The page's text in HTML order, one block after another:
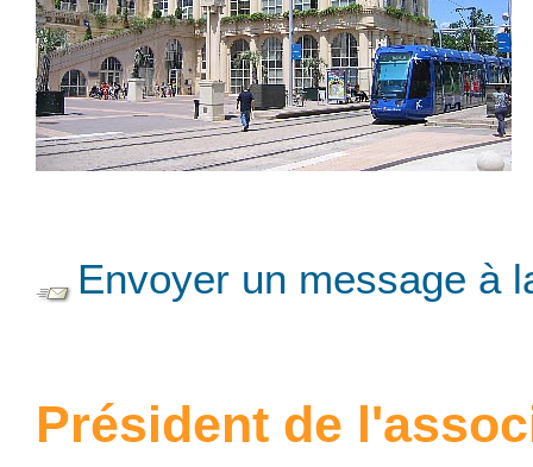
Envoyer un message à
Président de